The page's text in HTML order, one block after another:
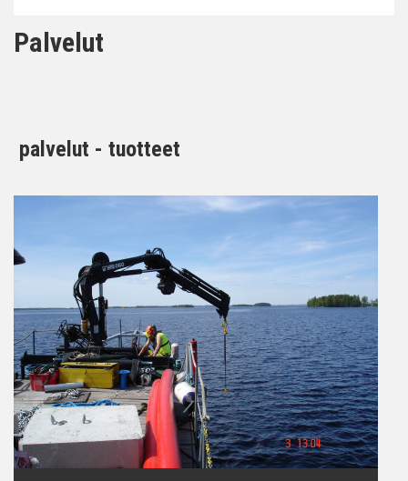
Palvelut
palvelut - tuotteet